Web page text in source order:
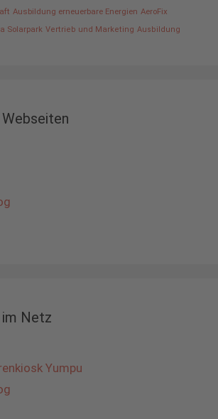
Ausbildung erneuerbare Energien AeroFix
Solarpark Vertrieb und Marketing Ausbildung
Webseiten
im Netz
Yumpu